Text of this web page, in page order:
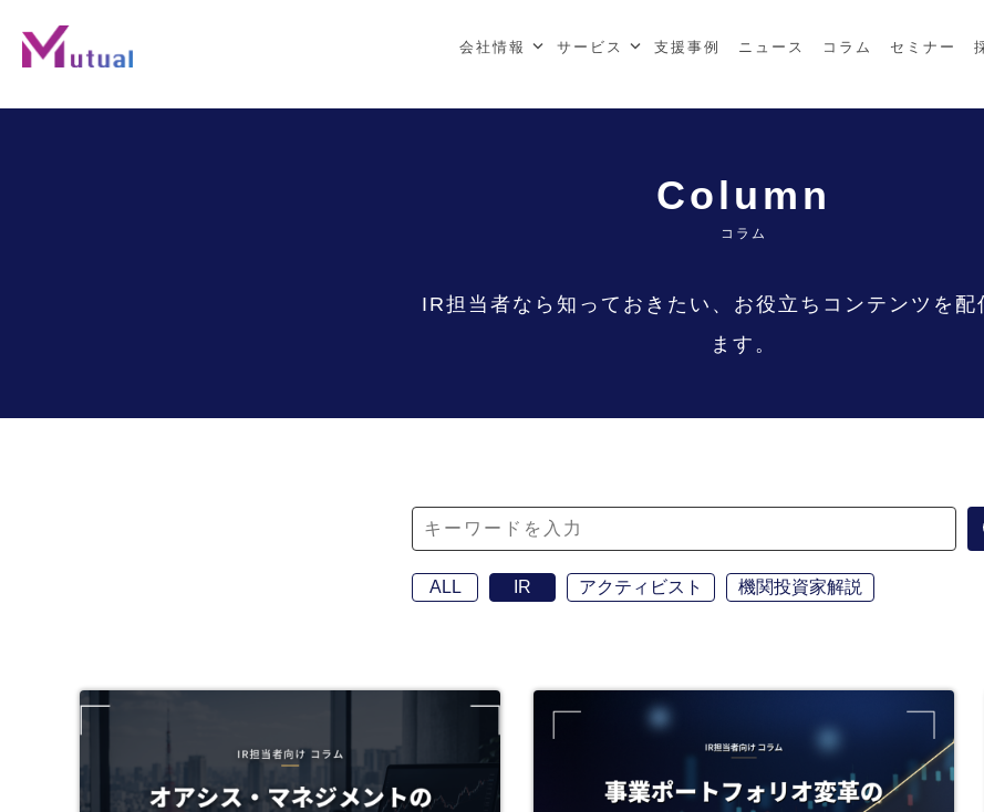
会社情報 サービス 支援事例 ニュース コラム セミナー
Column
コラム
IR担当者なら知っておきたい、お役立ちコンテンツを配
ます。
ALL IR アクティビスト 機関投資家解説